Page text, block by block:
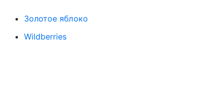
Золотое яблоко
Wildberries